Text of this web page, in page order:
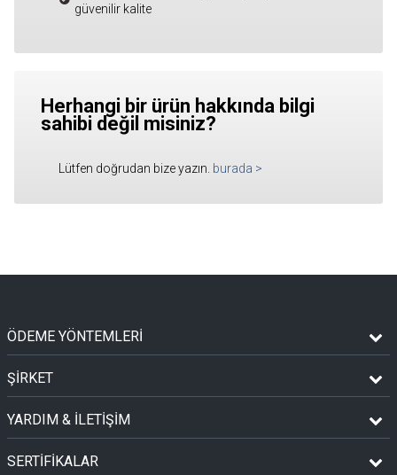
güvenilir kalite
Herhangi bir ürün hakkında bilgi
sahibi değil misiniz?
Lütfen doğrudan bize yazın. burada >
ÖDEME YÖNTEMLERİ
ŞİRKET
YARDIM & İLETİŞİM
SERTİFİKALAR